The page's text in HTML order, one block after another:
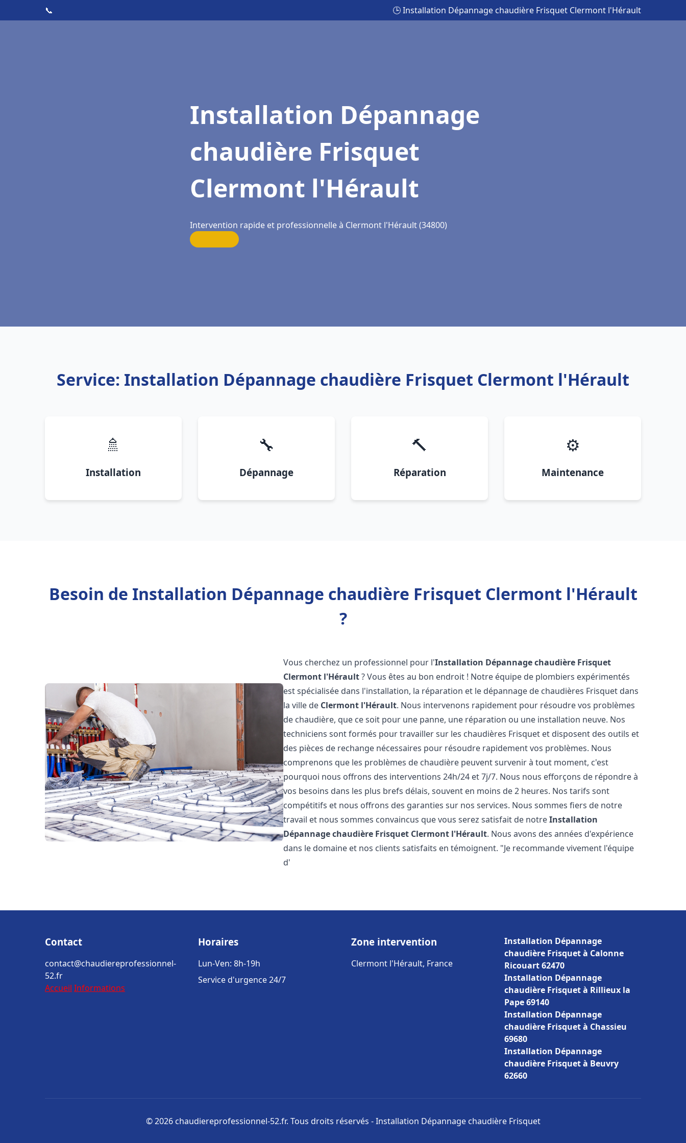
📞 🕒 Installation Dépannage chaudière Frisquet Clermont l'Hérault
Installation Dépannage
chaudière Frisquet
Clermont l'Hérault
Intervention rapide et professionnelle à Clermont l'Hérault (34800)
Service: Installation Dépannage chaudière Frisquet Clermont l'Hérault
🚿
Installation
🔧
Dépannage
🔨
Réparation
⚙️
Maintenance
Besoin de Installation Dépannage chaudière Frisquet Clermont l'Hérault
?
Vous cherchez un professionnel pour l'Installation Dépannage chaudière Frisquet
Clermont l'Hérault? Vous êtes au bon endroit ! Notre équipe de plombiers expérimentés
est spécialisée dans l'installation, la réparation et le dépannage de chaudières Frisquet dans
la ville de Clermont l'Hérault. Nous intervenons rapidement pour résoudre vos problèmes
de chaudière, que ce soit pour une panne, une réparation ou une installation neuve. Nos
techniciens sont formés pour travailler sur les chaudières Frisquet et disposent des outils et
des pièces de rechange nécessaires pour résoudre rapidement vos problèmes. Nous
comprenons que les problèmes de chaudière peuvent survenir à tout moment, c'est
pourquoi nous offrons des interventions 24h/24 et 7j/7. Nous nous efforçons de répondre à
vos besoins dans les plus brefs délais, souvent en moins de 2 heures. Nos tarifs sont
compétitifs et nous offrons des garanties sur nos services. Nous sommes fiers de notre
travail et nous sommes convaincus que vous serez satisfait de notreInstallation
Dépannage chaudière Frisquet Clermont l'Hérault. Nous avons des années d'expérience
dans le domaine et nos clients satisfaits en témoignent. "Je recommande vivement l'équipe
d'
Contact
contact@chaudiereprofessionnel-
52.fr
Accueil Informations
Horaires
Lun-Ven: 8h-19h
Service d'urgence 24/7
Zone intervention
Clermont l'Hérault, France
Installation Dépannage
chaudière Frisquet à Calonne
Ricouart 62470
Installation Dépannage
chaudière Frisquet à Rillieux la
Pape 69140
Installation Dépannage
chaudière Frisquet à Chassieu
69680
Installation Dépannage
chaudière Frisquet à Beuvry
62660
© 2026 chaudiereprofessionnel-52.fr. Tous droits réservés - Installation Dépannage chaudière Frisquet